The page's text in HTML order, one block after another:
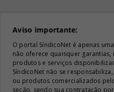
Aviso importante:
O portal SíndicoNet é apenas
não oferece quaisquer
produtos e serviços
SíndicoNet não se
ou produtos comercializados
seção, sendo sua contratação